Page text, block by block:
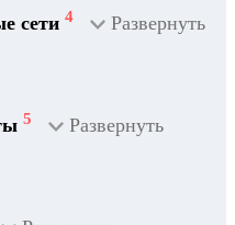
сети 4 Развернуть
5 Развернуть